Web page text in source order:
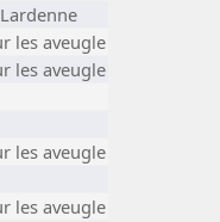
les aveugle
les aveugle
les aveugle
les aveugle